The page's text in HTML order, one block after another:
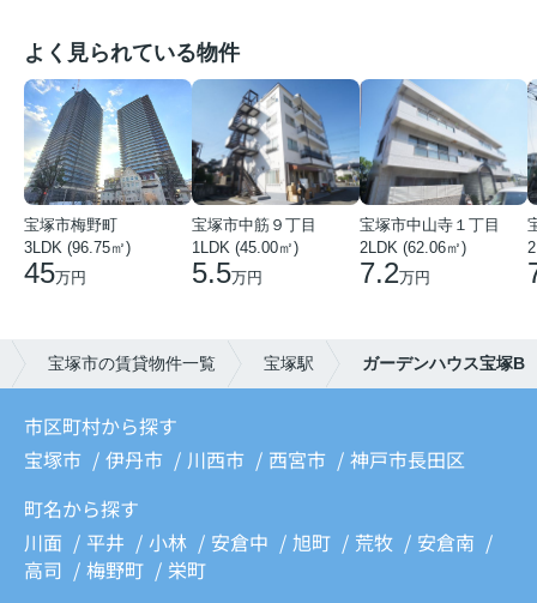
よく見られている物件
宝塚市梅野町
3LDK (96.75㎡)
45万円
宝塚市中筋９丁目
1LDK (45.00㎡)
5.5万円
宝塚市中山寺１丁目
2LDK (62.06㎡)
7.2万円
宝塚市の賃貸物件一覧 宝塚駅 ガーデンハウス宝塚B
市区町村から探す
宝塚市
伊丹市 川西市 西宮市
神戸市長田区
町名から探す
川面
平井 小林 安倉中 旭町 荒牧
安倉南
高司
梅野町
栄町